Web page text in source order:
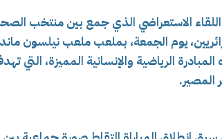
الاستعراضي الذي جمع بين منتخب
يوم الجمعة، بملعب ملعب نيلسون
الرياضية والإنسانية المميزة،
المصير.